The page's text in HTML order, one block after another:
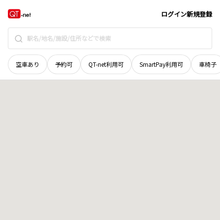
ログイン新規登録
空車あり 予約可 QT-net利用可 SmartPay利用可 車椅子
奈良県